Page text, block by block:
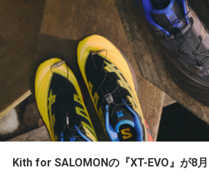
Kith for SALOMONの『XT-EVO』が8